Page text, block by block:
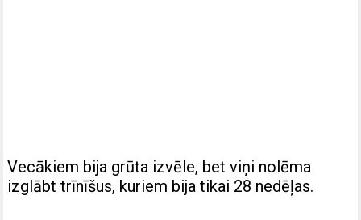
Vecākiem bija grūta izvēle, bet viņi nolēma
izglābt trīnīšus, kuriem bija tikai 28 nedēļas.